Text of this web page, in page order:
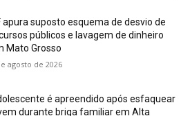
apura suposto esquema de desvio de
públicos e lavagem de dinheiro
Mato Grosso
agosto de 2026
é apreendido após esfaquear
durante briga familiar em Alta